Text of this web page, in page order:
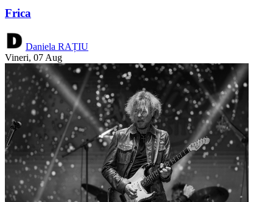
Frica
Daniela RAȚIU
Vineri, 07 Aug